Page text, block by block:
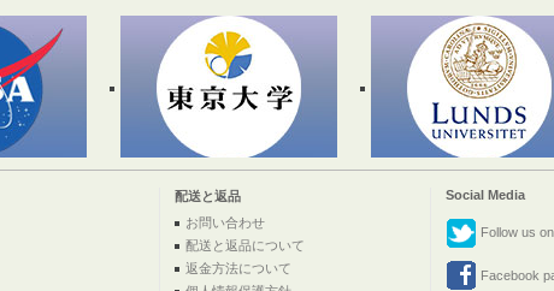
配送と返品
Social Media
お問い合わせ
配送と返品について
返金方法について
Follow us
Facebook